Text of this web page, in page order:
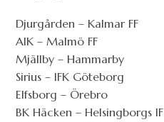
Djurgården – Kalmar FF
AIK – Malmö FF
Mjällby – Hammarby
Sirius – IFK Göteborg
Elfsborg – Örebro
BK Häcken – Helsingborgs IF